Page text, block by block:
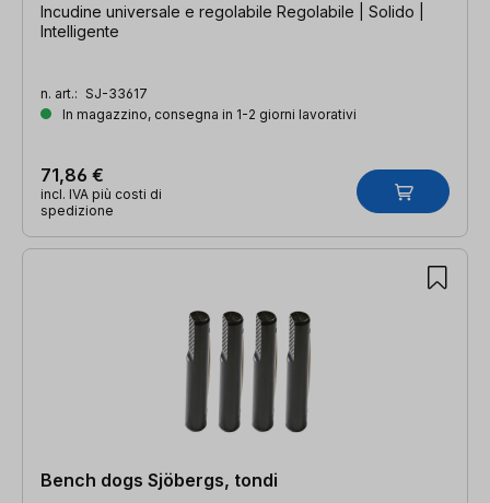
Incudine universale e regolabile Regolabile | Solido |
Intelligente
n. art.: SJ-33617
In magazzino, consegna in 1-2 giorni lavorativi
71,86 €
incl. IVA più costi di
spedizione
Bench dogs Sjöbergs, tondi